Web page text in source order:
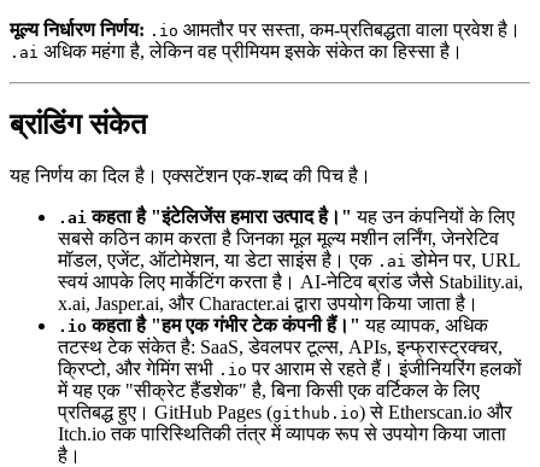
मूल्य निर्धारण निर्णय: .io आमतौर पर सस्ता, कम-प्रतिबद्धता वाला प्रवेश है।
.ai अधिक महंगा है, लेकिन वह प्रीमियम इसके संकेत का हिस्सा है।
ब्रांडिंग संकेत
यह निर्णय का दिल है। एक्सटेंशन एक-शब्द की पिच है।
.ai कहता है "इंटेलिजेंस हमारा उत्पाद है।" यह उन कंपनियों के लिए
सबसे कठिन काम करता है जिनका मूल मूल्य मशीन लर्निंग, जेनरेटिव
मॉडल, एजेंट, ऑटोमेशन, या डेटा साइंस है। एक .ai डोमेन पर, URL
स्वयं आपके लिए मार्केटिंग करता है। AI-नेटिव ब्रांड जैसे Stability.ai,
x.ai, Jasper.ai, और Character.ai द्वारा उपयोग किया जाता है।
.io कहता है "हम एक गंभीर टेक कंपनी हैं।" यह व्यापक, अधिक
तटस्थ टेक संकेत है: SaaS, डेवलपर टूल्स, APIs, इन्फ्रास्ट्रक्चर,
क्रिप्टो, और गेमिंग सभी .io पर आराम से रहते हैं। इंजीनियरिंग हलकों
में यह एक "सीक्रेट हैंडशेक" है, बिना किसी एक वर्टिकल के लिए
प्रतिबद्ध हुए। GitHub Pages (github.io) से Etherscan.io और
Itch.io तक पारिस्थितिकी तंत्र में व्यापक रूप से उपयोग किया जाता
है।